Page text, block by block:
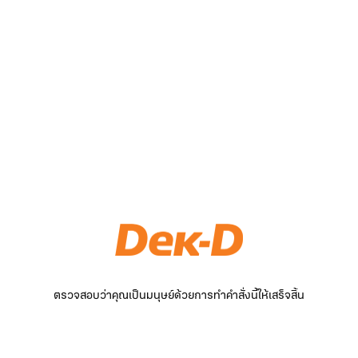
ตรวจสอบว่าคุณเป็นมนุษย์ด้วยการทำคำสั่งนี้ให้เสร็จสิ้น